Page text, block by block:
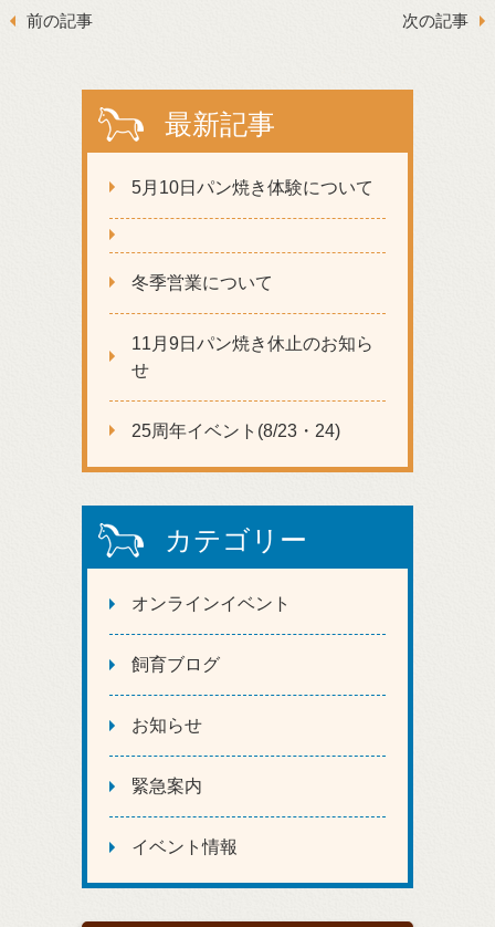
前の記事 次の記事
最新記事
5月10日パン焼き体験について
冬季営業について
11月9日パン焼き休止のお知ら
せ
25周年イベント(8/23・24)
カテゴリー
オンラインイベント
飼育ブログ
お知らせ
緊急案内
イベント情報